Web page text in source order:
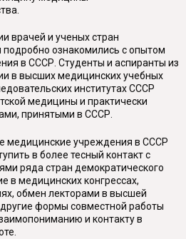
врачей и ученых стран
подробно ознакомились с опытом
в СССР. Студенты и аспиранты из
в высших медицинских учебных
институтах СССР
медицины и практически
принятыми в СССР.
медицинские учреждения в СССР
в более тесный контакт с
ряда стран демократического
в медицинских конгрессах,
обмен лекторами в высшей
формы совместной работы
и контакту в